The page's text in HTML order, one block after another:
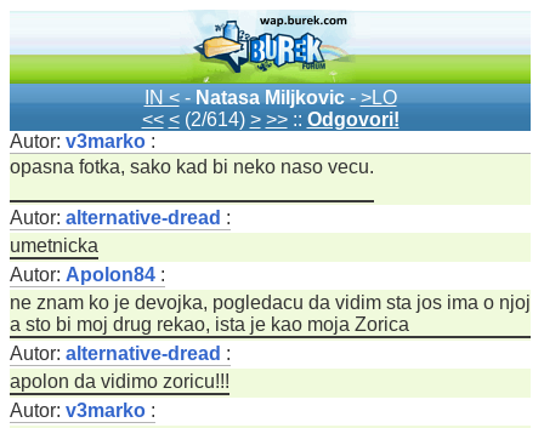
IN <- Natasa Miljkovic- >LO
<< < (2/614) > >> :: Odgovori!
Autor: v3marko :
opasna fotka, sako kad bi neko naso vecu.
Autor: alternative-dread :
umetnicka
Autor: Apolon84 :
ne znam ko je devojka, pogledacu da vidim sta jos ima o njoj
a sto bi moj drug rekao, ista je kao moja Zorica
Autor: alternative-dread :
apolon da vidimo zoricu!!!
Autor: v3marko :